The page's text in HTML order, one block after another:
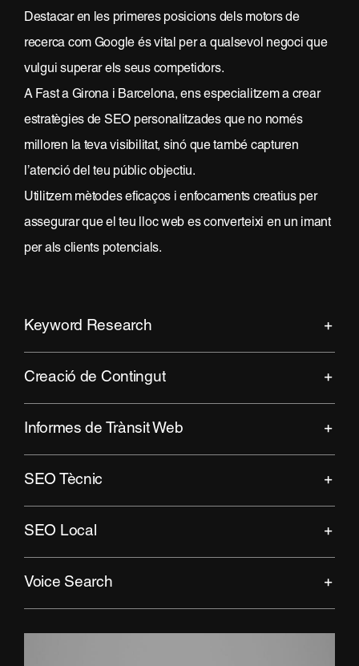
Destacar en les primeres posicions dels motors de
recerca com Google és vital per a qualsevol negoci que
vulgui superar els seus competidors.
A Fast a Girona i Barcelona, ens especialitzem a crear
estratègies de SEO personalitzades que no només
milloren la teva visibilitat, sinó que també capturen
l’atenció del teu públic objectiu.
Utilitzem mètodes eficaços i enfocaments creatius per
assegurar que el teu lloc web es converteixi en un imant
per als clients potencials.
Keyword Research
Creació de Contingut
Informes de Trànsit Web
SEO Tècnic
SEO Local
Voice Search